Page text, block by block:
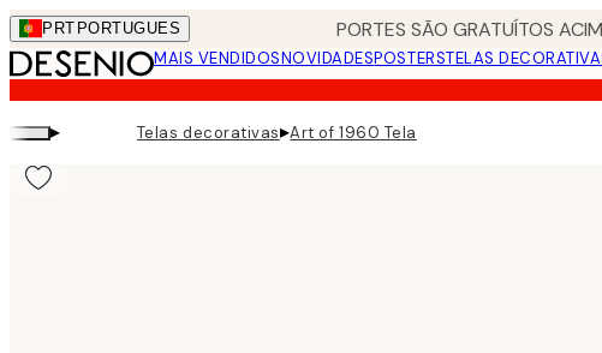
Skip
to
main
content.
PRT PORTUGUES PORTES SÃO GRATUÍTOS
MAIS VENDIDOSNOVIDADESPOSTERSTELAS
▸ Telas decorativas▸Art of 1960 Tela